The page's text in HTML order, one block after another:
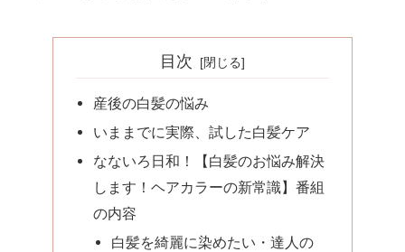
目次
産後の白髪の悩み
いままでに実際、試した白髪ケア
なないろ日和！【白髪のお悩み解決
します！ヘアカラーの新常識】番組
の内容
白髪を綺麗に染めたい・達人の